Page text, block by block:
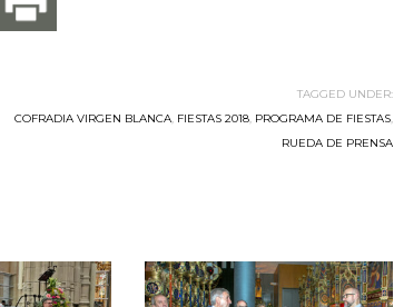
TAGGED UNDER:
COFRADIA VIRGEN BLANCA, FIESTAS 2018, PROGRAMA DE FIESTAS,
RUEDA DE PRENSA